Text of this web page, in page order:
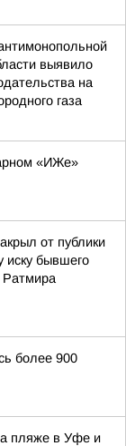
выявило
на
газа
«ИЖе»
от публики
иску бывшего
более 900
пляже в Уфе и